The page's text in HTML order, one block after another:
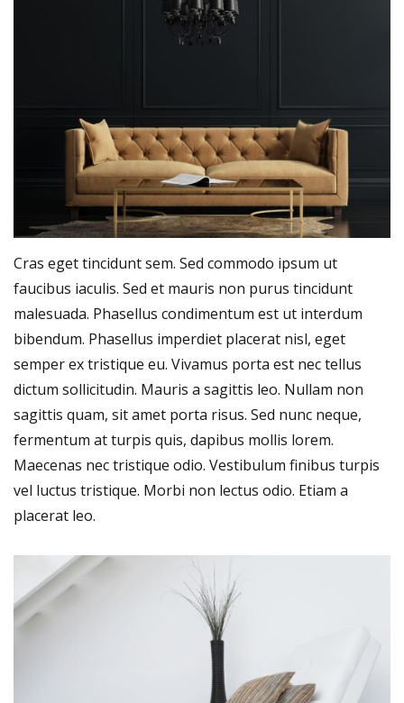
Cras eget tincidunt sem. Sed commodo ipsum ut
faucibus iaculis. Sed et mauris non purus tincidunt
malesuada. Phasellus condimentum est ut interdum
bibendum. Phasellus imperdiet placerat nisl, eget
semper ex tristique eu. Vivamus porta est nec tellus
dictum sollicitudin. Mauris a sagittis leo. Nullam non
sagittis quam, sit amet porta risus. Sed nunc neque,
fermentum at turpis quis, dapibus mollis lorem.
Maecenas nec tristique odio. Vestibulum finibus turpis
vel luctus tristique. Morbi non lectus odio. Etiam a
placerat leo.